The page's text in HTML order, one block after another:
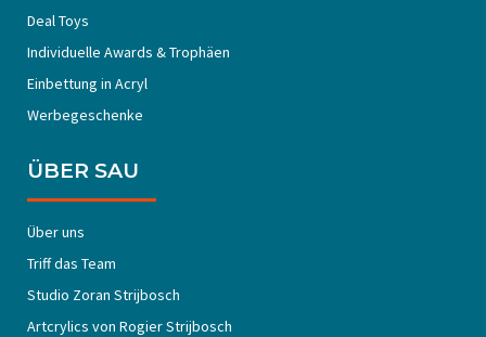
Deal Toys
Individuelle Awards & Trophäen
Einbettung in Acryl
Werbegeschenke
ÜBER SAU
Über uns
Triff das Team
Studio Zoran Strijbosch
Artcrylics von Rogier Strijbosch